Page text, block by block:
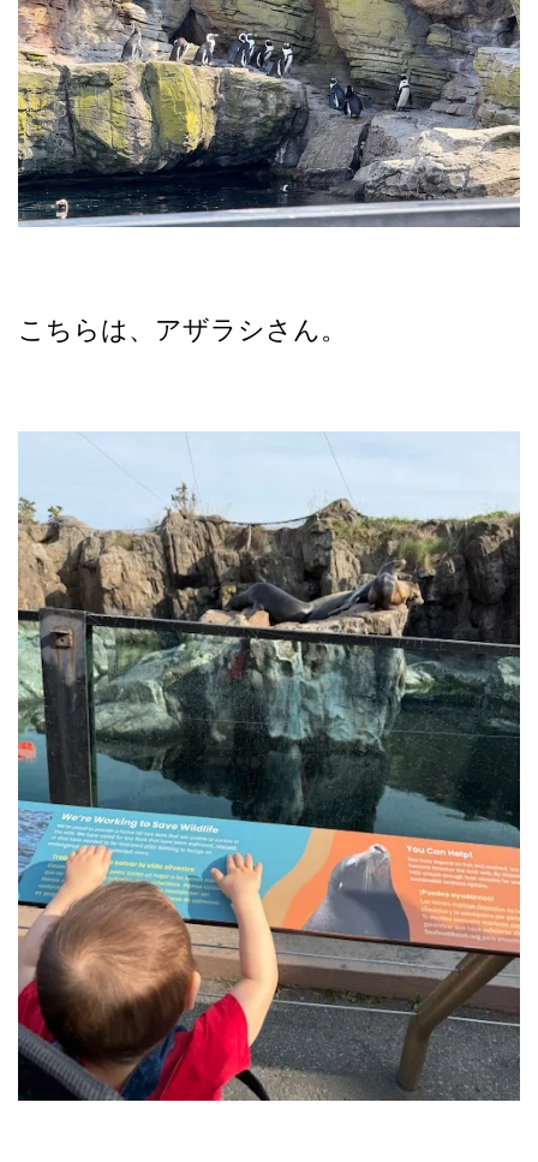
こちらは、アザラシさん。